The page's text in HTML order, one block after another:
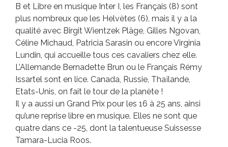
B et Libre en musique Inter I, les Français (8) sont
plus nombreux que les Helvètes (6), mais il y a la
qualité avec Birgit Wientzek Pläge, Gilles Ngovan,
Céline Michaud, Patricia Sarasin ou encore Virginia
Lundin, qui accueille tous ces cavaliers chez elle.
L’Allemande Bernadette Brun ou le Français Rémy
Issartel sont en lice. Canada, Russie, Thaïlande,
Etats-Unis, on fait le tour de la planète !
Il y a aussi un Grand Prix pour les 16 à 25 ans, ainsi
qu’une reprise libre en musique. Elles ne sont que
quatre dans ce -25, dont la talentueuse Suissesse
Tamara-Lucia Roos.